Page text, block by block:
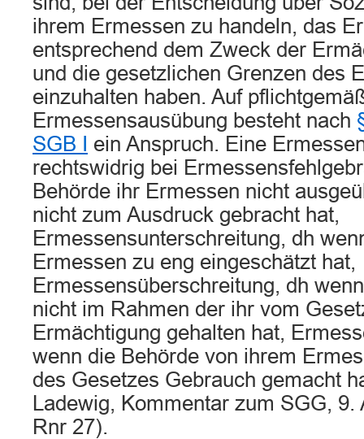
ihrem Ermessen zu handeln, das
entsprechend dem Zweck der
und die gesetzlichen Grenzen des
einzuhalten haben. Auf
Ermessensausübung besteht nach
SGB I
ein Anspruch. Eine
rechtswidrig bei
Behörde ihr Ermessen nicht
nicht zum Ausdruck gebracht hat,
Ermessensunterschreitung, dh
Ermessen zu eng eingeschätzt hat,
Ermessensüberschreitung, dh
nicht im Rahmen der ihr vom
Ermächtigung gehalten hat,
wenn die Behörde von ihrem
des Gesetzes Gebrauch gemacht
Ladewig, Kommentar zum SGG, 9.
Rnr 27).